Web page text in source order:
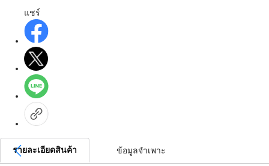
แชร์
รายละเอียดสินค้า ข้อมูลจำเพาะ